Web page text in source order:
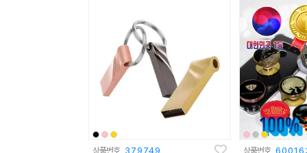
상품번호 379749 상품번호